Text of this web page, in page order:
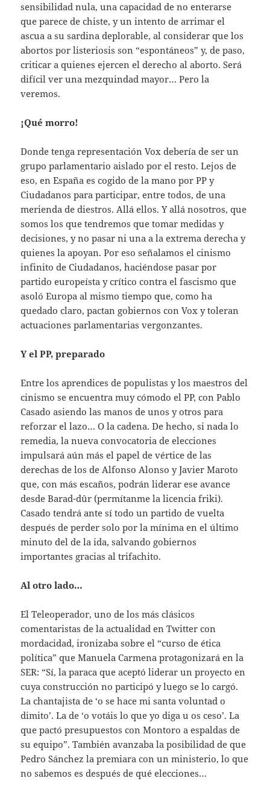
sensibilidad nula, una capacidad de no enterarse
que parece de chiste, y un intento de arrimar el
ascua a su sardina deplorable, al considerar que los
abortos por listeriosis son “espontáneos” y, de paso,
criticar a quienes ejercen el derecho al aborto. Será
difícil ver una mezquindad mayor… Pero la
veremos.
¡Qué morro!
Donde tenga representación Vox debería de ser un
grupo parlamentario aislado por el resto. Lejos de
eso, en España es cogido de la mano por PP y
Ciudadanos para participar, entre todos, de una
merienda de diestros. Allá ellos. Y allá nosotros, que
somos los que tendremos que tomar medidas y
decisiones, y no pasar ni una a la extrema derecha y
quienes la apoyan. Por eso señalamos el cinismo
infinito de Ciudadanos, haciéndose pasar por
partido europeísta y crítico contra el fascismo que
asoló Europa al mismo tiempo que, como ha
quedado claro, pactan gobiernos con Vox y toleran
actuaciones parlamentarias vergonzantes.
Y el PP, preparado
Entre los aprendices de populistas y los maestros del
cinismo se encuentra muy cómodo el PP, con Pablo
Casado asiendo las manos de unos y otros para
reforzar el lazo… O la cadena. De hecho, si nada lo
remedia, la nueva convocatoria de elecciones
impulsará aún más el papel de vértice de las
derechas de los de Alfonso Alonso y Javier Maroto
que, con más escaños, podrán liderar ese avance
desde Barad-dûr (permítanme la licencia friki).
Casado tendrá ante sí todo un partido de vuelta
después de perder solo por la mínima en el último
minuto del de la ida, salvando gobiernos
importantes gracias al trifachito.
Al otro lado…
El Teleoperador, uno de los más clásicos
comentaristas de la actualidad en Twitter con
mordacidad, ironizaba sobre el “curso de ética
política” que Manuela Carmena protagonizará en la
SER: “Sí, la paraca que aceptó liderar un proyecto en
cuya construcción no participó y luego se lo cargó.
La chantajista de ‘o se hace mi santa voluntad o
dimito’. La de ‘o votáis lo que yo diga u os ceso’. La
que pactó presupuestos con Montoro a espaldas de
su equipo”. También avanzaba la posibilidad de que
Pedro Sánchez la premiara con un ministerio, lo que
no sabemos es después de qué elecciones…